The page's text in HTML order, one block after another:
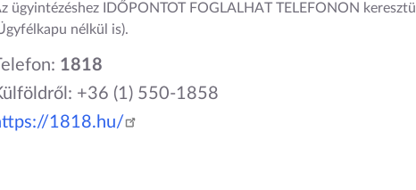
ügyintézéshez IDŐPONTOT FOGLALHAT TELEFONON keresztül
nélkül is).
1818
+36 (1) 550-1858
1818.hu/